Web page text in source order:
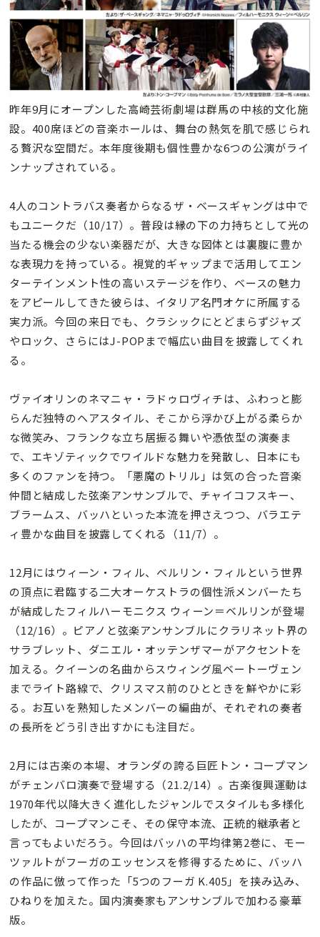
昨年9月にオープンした高崎芸術劇場は群馬の中核的文化施
設。400席ほどの音楽ホールは、舞台の熱気を肌で感じられ
る贅沢な空間だ。本年度後期も個性豊かな6つの公演がライ
ンナップされている。
4人のコントラバス奏者からなるザ・ベースギャングは中で
もユニークだ（10/17）。普段は縁の下の力持ちとして光の
当たる機会の少ない楽器だが、大きな図体とは裏腹に豊か
な表現力を持っている。視覚的ギャップまで活用してエン
ターテインメント性の高いステージを作り、ベースの魅力
をアピールしてきた彼らは、イタリア名門オケに所属する
実力派。今回の来日でも、クラシックにとどまらずジャズ
やロック、さらにはJ-POPまで幅広い曲目を披露してくれ
る。
ヴァイオリンのネマニャ・ラドゥロヴィチは、ふわっと膨
らんだ独特のヘアスタイル、そこから浮かび上がる柔らか
な微笑み、フランクな立ち居振る舞いや憑依型の演奏ま
で、エキゾティックでワイルドな魅力を発散し、日本にも
多くのファンを持つ。「悪魔のトリル」は気の合った音楽
仲間と結成した弦楽アンサンブルで、チャイコフスキー、
ブラームス、バッハといった本流を押さえつつ、バラエテ
ィ豊かな曲目を披露してくれる（11/7）。
12月にはウィーン・フィル、ベルリン・フィルという世界
の頂点に君臨する二大オーケストラの個性派メンバーたち
が結成したフィルハーモニクス ウィーン＝ベルリンが登場
（12/16）。ピアノと弦楽アンサンブルにクラリネット界の
サラブレット、ダニエル・オッテンザマーがアクセントを
加える。クイーンの名曲からスウィング風ベートーヴェン
までライト路線で、クリスマス前のひとときを鮮やかに彩
る。お互いを熟知したメンバーの編曲が、それぞれの奏者
の長所をどう引き出すかにも注目だ。
2月には古楽の本場、オランダの誇る巨匠トン・コープマン
がチェンバロ演奏で登場する（21.2/14）。古楽復興運動は
1970年代以降大きく進化したジャンルでスタイルも多様化
したが、コープマンこそ、その保守本流、正統的継承者と
言ってもよいだろう。今回はバッハの平均律第2巻に、モー
ツァルトがフーガのエッセンスを修得するために、バッハ
の作品に倣って作った「5つのフーガ K.405」を挟み込み、
ひねりを加えた。国内演奏家もアンサンブルで加わる豪華
版。